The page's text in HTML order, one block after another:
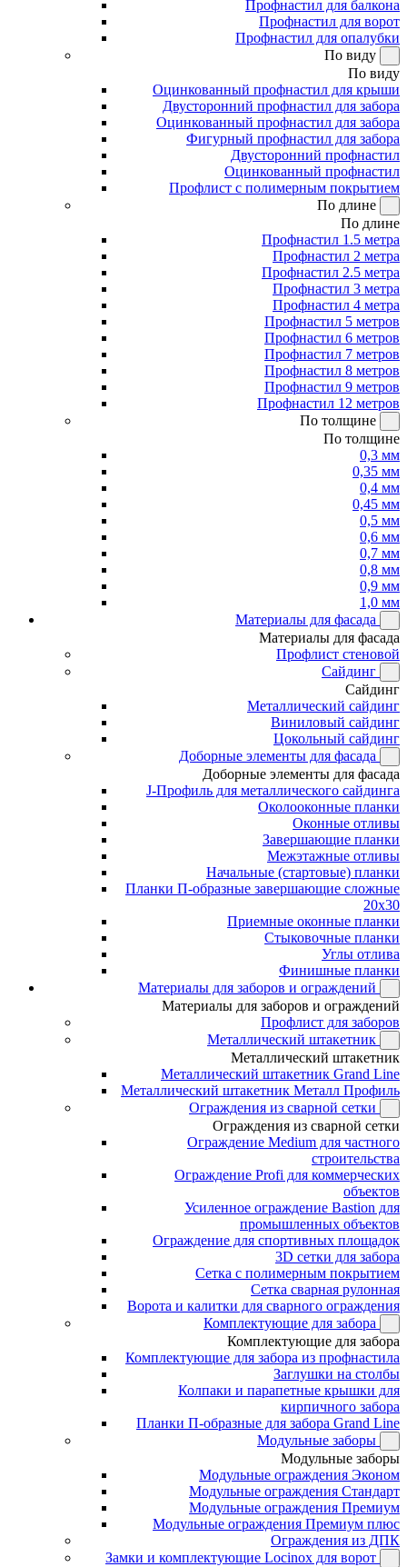
Профнастил для балкона
Профнастил для ворот
Профнастил для опалубки
По виду
По виду
Оцинкованный профнастил для крыши
Двусторонний профнастил для забора
Оцинкованный профнастил для забора
Фигурный профнастил для забора
Двусторонний профнастил
Оцинкованный профнастил
Профлист с полимерным покрытием
По длине
По длине
Профнастил 1.5 метра
Профнастил 2 метра
Профнастил 2.5 метра
Профнастил 3 метра
Профнастил 4 метра
Профнастил 5 метров
Профнастил 6 метров
Профнастил 7 метров
Профнастил 8 метров
Профнастил 9 метров
Профнастил 12 метров
По толщине
По толщине
0,3 мм
0,35 мм
0,4 мм
0,45 мм
0,5 мм
0,6 мм
0,7 мм
0,8 мм
0,9 мм
1,0 мм
Материалы для фасада
Материалы для фасада
Профлист стеновой
Сайдинг
Сайдинг
Металлический сайдинг
Виниловый сайдинг
Цокольный сайдинг
Доборные элементы для фасада
Доборные элементы для фасада
J-Профиль для металлического сайдинга
Околооконные планки
Оконные отливы
Завершающие планки
Межэтажные отливы
Начальные (стартовые) планки
Планки П-образные завершающие сложные
20x30
Приемные оконные планки
Стыковочные планки
Углы отлива
Финишные планки
Материалы для заборов и ограждений
Материалы для заборов и ограждений
Профлист для заборов
Металлический штакетник
Металлический штакетник
Металлический штакетник Grand Line
Металлический штакетник Металл Профиль
Ограждения из сварной сетки
Ограждения из сварной сетки
Ограждение Medium для частного
строительства
Ограждение Profi для коммерческих
объектов
Усиленное ограждение Bastion для
промышленных объектов
Ограждение для спортивных площадок
3D сетки для забора
Сетка с полимерным покрытием
Сетка сварная рулонная
Ворота и калитки для сварного ограждения
Комплектующие для забора
Комплектующие для забора
Комплектующие для забора из профнастила
Заглушки на столбы
Колпаки и парапетные крышки для
кирпичного забора
Планки П-образные для забора Grand Line
Модульные заборы
Модульные заборы
Модульные ограждения Эконом
Модульные ограждения Стандарт
Модульные ограждения Премиум
Модульные ограждения Премиум плюс
Ограждения из ДПК
Замки и комплектующие Locinox для ворот